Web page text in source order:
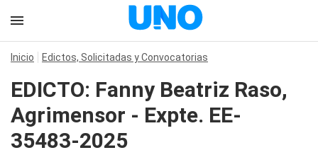
Inicio Edictos, Solicitadas y Convocatorias
EDICTO: Fanny Beatriz Raso,
Agrimensor - Expte. EE-
35483-2025